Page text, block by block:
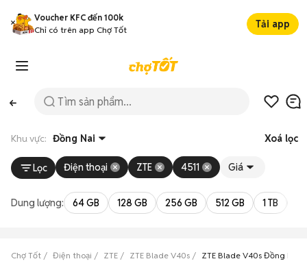
Voucher KFC đến 100k
Chỉ có trên app Chợ Tốt
Tải app
Khu vực: Đồng Nai Xoá lọc
Lọc Điện thoại ZTE 4511 Giá
Dung lượng: 64 GB 128 GB 256 GB 512 GB 1 TB
Chợ Tốt Điện thoại ZTE ZTE Blade V40s ZTE Blade V40s Đồng Nai